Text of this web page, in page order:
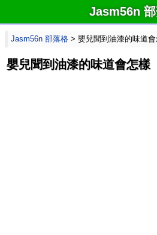
Jasm56n
Jasm56n 部落格 > 嬰兒聞到油漆的味道會
嬰兒聞到油漆的味道會怎樣